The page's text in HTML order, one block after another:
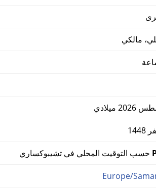
مالكي
حسب التوقيت المحلي في تشيبوكساري
Europe/